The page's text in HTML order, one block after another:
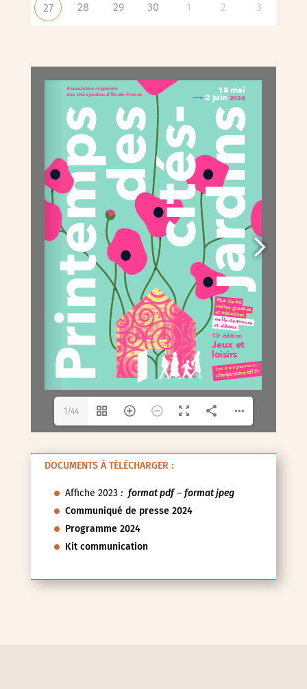
27 28 29 30 1 2 3
1/44
DOCUMENTS À TÉLÉCHARGER :
Affiche 2023: format pdf– format jpeg
Communiqué de presse 2024
Programme 2024
Kit communication